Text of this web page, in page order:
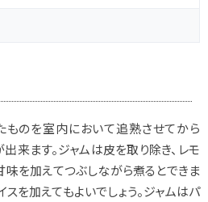
ものを室内において追熟させてから
来ます。ジャムは皮を取り除き、レモ
を加えてつぶしながら煮るとできま
を加えてもよいでしょう。ジャムはパ